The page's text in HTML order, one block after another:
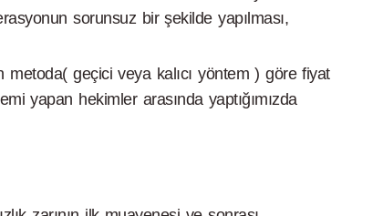
sorunsuz bir şekilde yapılması,
metoda( geçici veya kalıcı yöntem ) göre fiyat
yapan hekimler arasında yaptığımızda